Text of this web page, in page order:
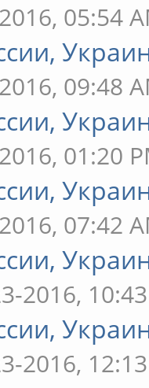
05:54
09:48
01:20
07:42
2016,
2016,